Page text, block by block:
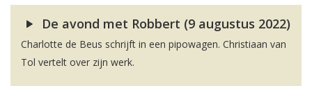
De avond met Robbert (9 augustus 2022)
Charlotte de Beus schrijft in een pipowagen. Christiaan van
Tol vertelt over zijn werk.